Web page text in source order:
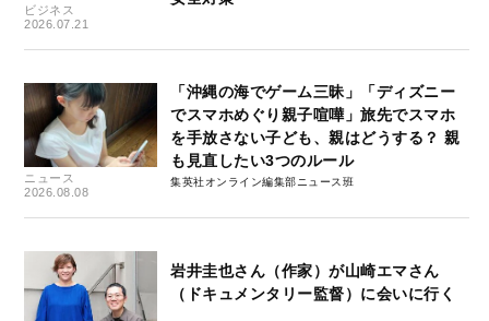
ビジネス
2026.07.21
ニュース
2026.08.08
「沖縄の海でゲーム三昧」「ディズニー
でスマホめぐり親子喧嘩」旅先でスマホ
を手放さない子ども、親はどうする？ 親
も見直したい3つのルール
集英社オンライン編集部ニュース班
岩井圭也さん（作家）が山崎エマさん
（ドキュメンタリー監督）に会いに行く